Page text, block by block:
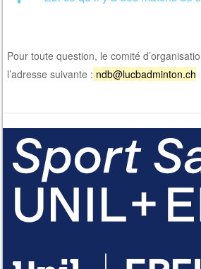
Pour toute question, le comité
l’adresse suivante : ndb@lucbadminton.ch